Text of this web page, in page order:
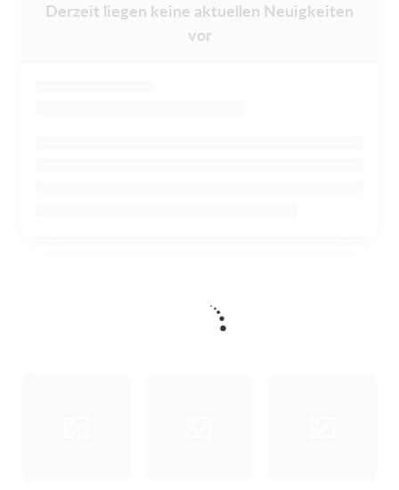
Derzeit liegen keine aktuellen Neuigkeiten
vor